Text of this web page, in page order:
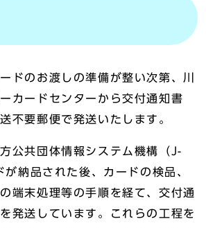
ドのお渡しの準備が整い次第、川
カードセンターから交付通知書
不要郵便で発送いたします。
公共団体情報システム機構（J-
が納品された後、カードの検品、
端末処理等の手順を経て、交付通
発送しています。これらの工程を